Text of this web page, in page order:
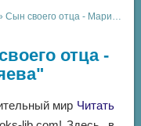
Сын своего отца - Марина Кистяева
отца -
мир Читать